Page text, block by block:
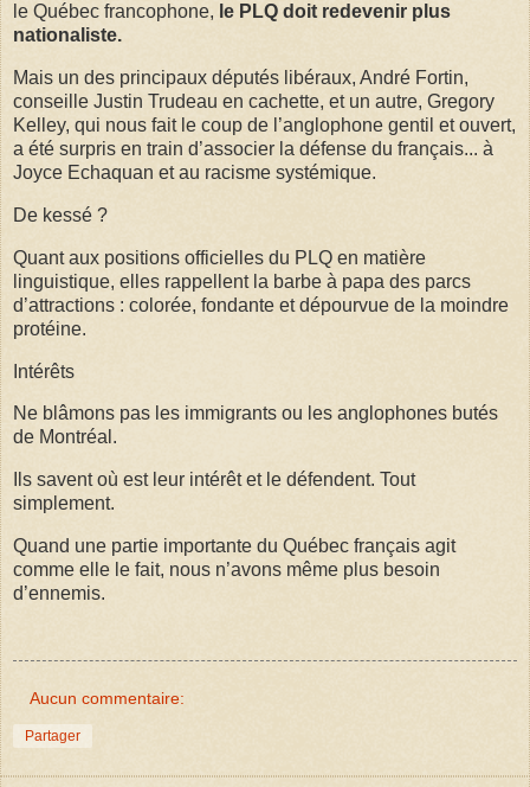
le Québec francophone, le PLQ doit redevenir plus
nationaliste.
Mais un des principaux députés libéraux, André Fortin,
conseille Justin Trudeau en cachette, et un autre, Gregory
Kelley, qui nous fait le coup de l’anglophone gentil et ouvert,
a été surpris en train d’associer la défense du français... à
Joyce Echaquan et au racisme systémique.
De kessé ?
Quant aux positions officielles du PLQ en matière
linguistique, elles rappellent la barbe à papa des parcs
d’attractions : colorée, fondante et dépourvue de la moindre
protéine.
Intérêts
Ne blâmons pas les immigrants ou les anglophones butés
de Montréal.
Ils savent où est leur intérêt et le défendent. Tout
simplement.
Quand une partie importante du Québec français agit
comme elle le fait, nous n’avons même plus besoin
d’ennemis.
Aucun commentaire:
Partager